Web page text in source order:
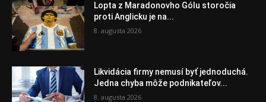
Lopta z Maradonovho Gólu storočia
proti Anglicku je na...
8. augusta 2026
Likvidácia firmy nemusí byť jednoduchá.
Jedna chyba môže podnikateľov...
8. augusta 2026